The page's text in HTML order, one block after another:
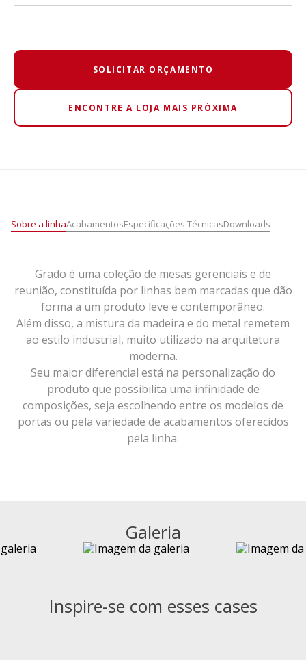
SOLICITAR ORÇAMENTO
ENCONTRE A LOJA MAIS PRÓXIMA
Sobre a linhaAcabamentosEspecificações TécnicasDownloads
Grado é uma coleção de mesas gerenciais e de
reunião, constituída por linhas bem marcadas que dão
forma a um produto leve e contemporâneo.
Além disso, a mistura da madeira e do metal remetem
ao estilo industrial, muito utilizado na arquitetura
moderna.
Seu maior diferencial está na personalização do
produto que possibilita uma infinidade de
composições, seja escolhendo entre os modelos de
portas ou pela variedade de acabamentos oferecidos
pela linha.
Galeria
Inspire-se com esses cases